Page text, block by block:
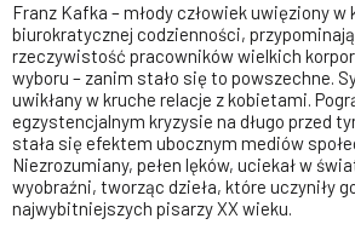
Franz Kafka – młody człowiek uwięziony w
biurokratycznej codzienności,
rzeczywistość pracowników wielkich
wyboru – zanim stało się to powszechne.
uwikłany w kruche relacje z kobietami.
egzystencjalnym kryzysie na długo przed
stała się efektem ubocznym mediów
Niezrozumiany, pełen lęków, uciekał w
wyobraźni, tworząc dzieła, które uczyniły
najwybitniejszych pisarzy XX wieku.